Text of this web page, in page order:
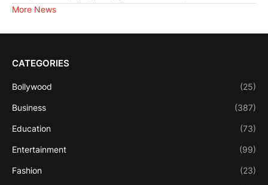
More News
CATEGORIES
Bollywood (25)
Business (387)
Education (73)
Entertainment (99)
Fashion (23)